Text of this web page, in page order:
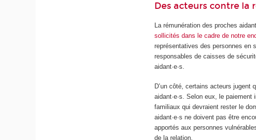
Des acteurs contre la
La rémunération des proches
sollicités dans le cadre de notre
représentatives des personnes en
responsables de caisses de
aidant·e·s.
D’un côté, certains acteurs jugent
aidant·e·s. Selon eux, le
familiaux qui devraient rester le
aidant·e·s ne doivent pas être
apportés aux personnes
de la relation.